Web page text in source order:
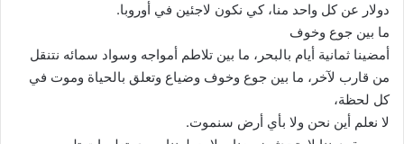
دولار عن كل واحد منا، كي نكون لاجئين في أوروبا.
ما بين جوع وخوف
أمضينا ثمانية أيام بالبحر، ما بين تلاطم أمواجه وسواد سمائه نتنقل
من قارب لآخر، ما بين جوع وخوف وضياع وتعلق بالحياة وموت في
كل لحظة،
لا نعلم أين نحن ولا بأي أرض سنموت.